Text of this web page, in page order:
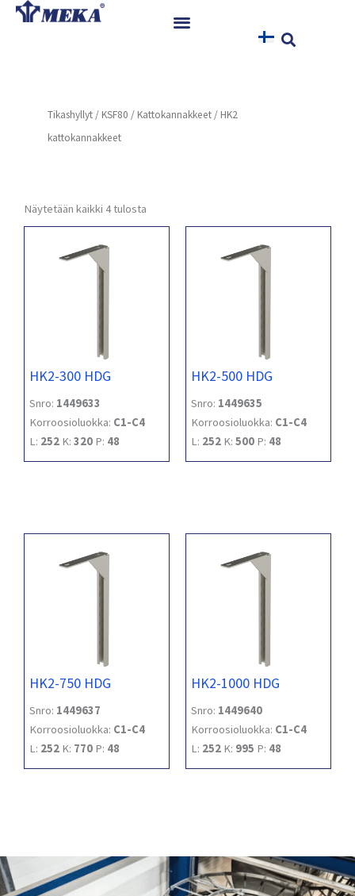
Siirry
Referenssit
Uutiset
Yhteystiedot
Tikashyllyt / KSF80 / Kattokannakkeet / HK2
kattokannakkeet
Näytetään kaikki 4 tulosta
HK2-300 HDG
Snro: 1449633
Korroosioluokka: C1-C4
L: 252 K: 320 P: 48
HK2-500 HDG
Snro: 1449635
Korroosioluokka: C1-C4
L: 252 K: 500 P: 48
HK2-750 HDG
Snro: 1449637
Korroosioluokka: C1-C4
L: 252 K: 770 P: 48
HK2-1000 HDG
Snro: 1449640
Korroosioluokka: C1-C4
L: 252 K: 995 P: 48